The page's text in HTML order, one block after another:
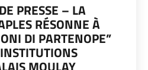
PRESSE – LA
RÉSONNE À
DI PARTENOPE”